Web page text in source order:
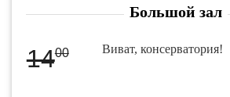
Большой зал
1400 Виват, консерватория!